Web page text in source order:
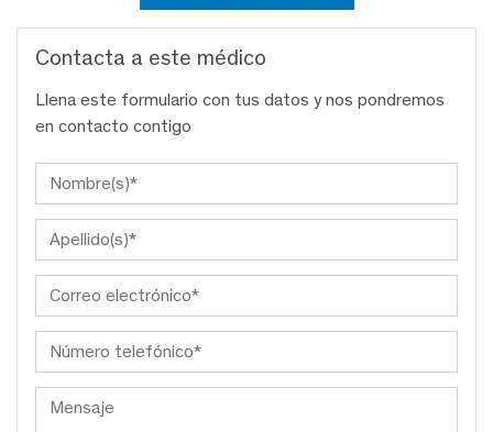
Contacta a este médico
Llena este formulario con tus datos y nos pondremos
en contacto contigo